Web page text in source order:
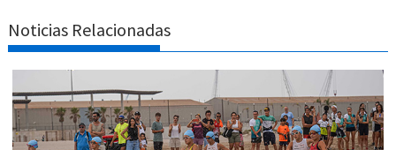
Noticias Relacionadas